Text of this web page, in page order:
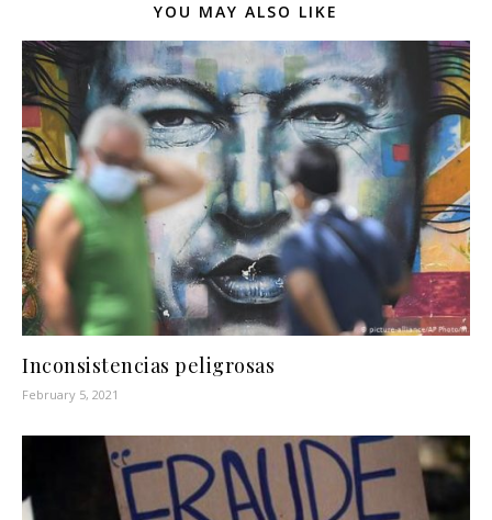
YOU MAY ALSO LIKE
Inconsistencias peligrosas
February 5, 2021